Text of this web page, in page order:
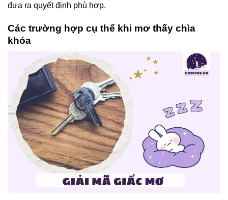
đưa ra quyết định phù hợp.
Các trường hợp cụ thể khi mơ thấy chìa
khóa